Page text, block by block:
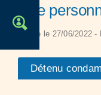
OFFRES
Une
Vérifié le 27/06/2022
Détenu